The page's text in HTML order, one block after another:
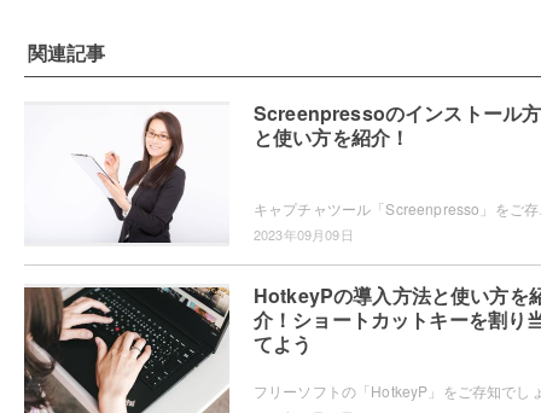
関連記事
Screenpressoのインストール
と使い方を紹介！
2023年09月09日
HotkeyPの導入方法と使い方を
介！ショートカットキーを割り
てよう